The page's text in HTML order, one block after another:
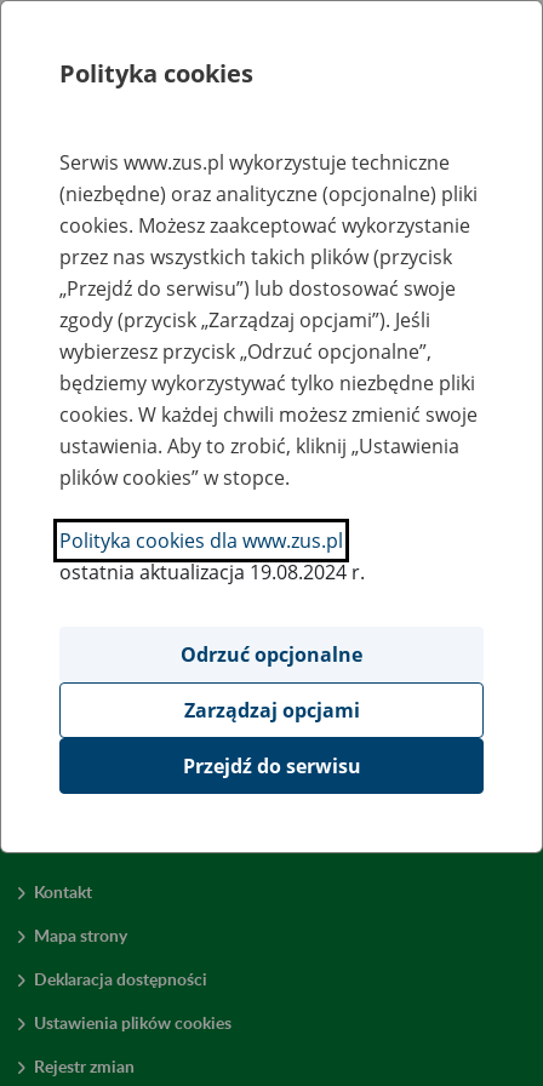
Rejestry, ewidencje i archiwa
Baza zlikwidowanych lub
przekształconych zakładów pracy
Nazwa zakładu pracy:
SZUKAJ
Wyświetl wszystkie
Kontakt
Mapa strony
Deklaracja dostępności
Ustawienia plików cookies
Rejestr zmian
Polityka cookies
Serwis www.zus.pl wykorzystuje techniczne
(niezbędne) oraz analityczne (opcjonalne) pliki
cookies. Możesz zaakceptować wykorzystanie
przez nas wszystkich takich plików (przycisk
„Przejdź do serwisu”) lub dostosować swoje
zgody (przycisk „Zarządzaj opcjami”). Jeśli
wybierzesz przycisk „Odrzuć opcjonalne”,
będziemy wykorzystywać tylko niezbędne pliki
cookies. W każdej chwili możesz zmienić swoje
ustawienia. Aby to zrobić, kliknij „Ustawienia
plików cookies” w stopce.
Polityka cookies dla www.zus.pl
ostatnia aktualizacja 19.08.2024 r.
Odrzuć opcjonalne
Zarządzaj opcjami
Przejdź do serwisu